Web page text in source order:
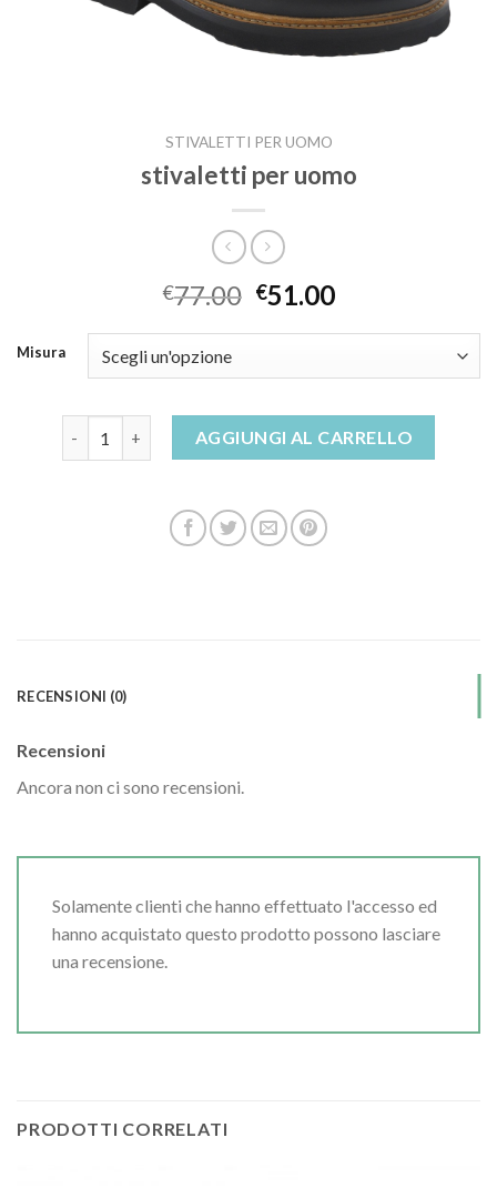
STIVALETTI PER UOMO
stivaletti per uomo
€77.00 €51.00
Misura
stivaletti per uomo quantitàAGGIUNGI AL CARRELLO
RECENSIONI (0)
Recensioni
Ancora non ci sono recensioni.
Solamente clienti che hanno effettuato l'accesso ed
hanno acquistato questo prodotto possono lasciare
una recensione.
PRODOTTI CORRELATI